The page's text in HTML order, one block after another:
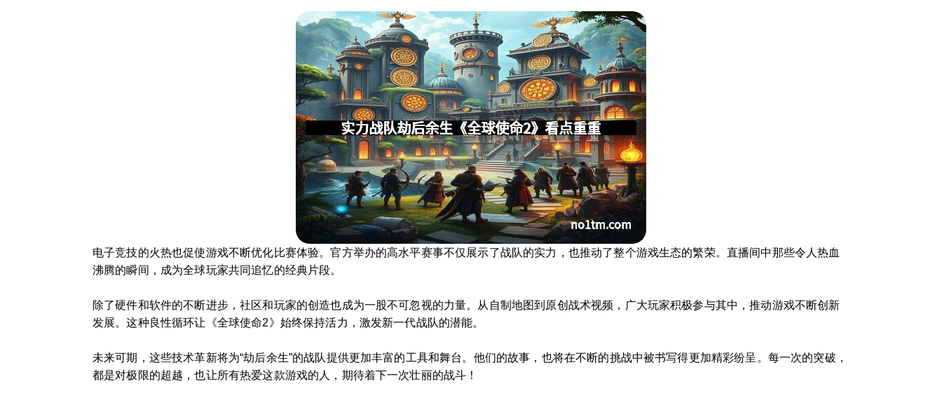
电子竞技的火热也促使游戏不断优化比赛体验。官方举办的高水平赛事不仅展示了战队的实力，也推动了整个游戏生态的繁荣。直播间中那些令人热血
沸腾的瞬间，成为全球玩家共同追忆的经典片段。
除了硬件和软件的不断进步，社区和玩家的创造也成为一股不可忽视的力量。从自制地图到原创战术视频，广大玩家积极参与其中，推动游戏不断创新
发展。这种良性循环让《全球使命2》始终保持活力，激发新一代战队的潜能。
未来可期，这些技术革新将为“劫后余生”的战队提供更加丰富的工具和舞台。他们的故事，也将在不断的挑战中被书写得更加精彩纷呈。每一次的突破，
都是对极限的超越，也让所有热爱这款游戏的人，期待着下一次壮丽的战斗！